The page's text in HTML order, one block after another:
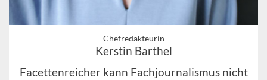
Chefredakteurin
Kerstin Barthel
Facettenreicher kann Fachjournalismus nicht